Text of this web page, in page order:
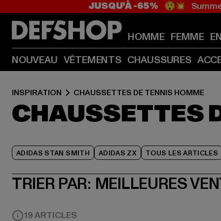
JUSQU’À -65% 😲💥
HOMME FEMME
NOUVEAU VÊTEMENTS CHAUSSURES
INSPIRATION CHAUSSETTES DE TENNIS HOMME
CHAUSSETTES
ADIDAS STAN SMITH ADIDAS ZX TOUS LES ARTICLES
TRIER PAR: MEILLEURES
19 ARTICLES